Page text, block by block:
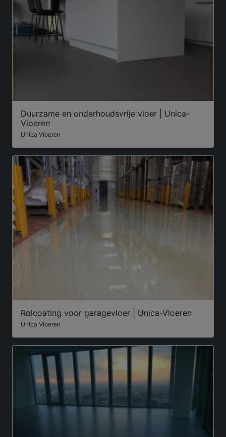
Duurzame en onderhoudsvrije vloer | Unica-
Vloeren
Unica Vloeren
Rolcoating voor garagevloer | Unica-Vloeren
Unica Vloeren